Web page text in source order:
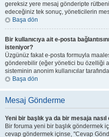
gereksiz yere mesaj gönderipte
edeceğiniz tek sonuç, yöneticilerin
Başa dön
Bir kullanıcıya ait e-posta
isteniyor?
Üzgünüz fakat e-posta formuyla
gönderebilir (eğer yönetici bu özelliği
sisteminin anonim kullanıcılar
Başa dön
Mesaj Gönderme
Yeni bir başlık ya da bir mesaja
Bir foruma yeni bir başlık göndermek
cevap göndermek içinse, "Cevap